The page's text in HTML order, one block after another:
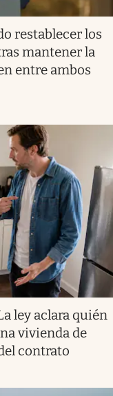
restablecer los
mantener la
entre ambos
ley aclara quién
vivienda de
contrato